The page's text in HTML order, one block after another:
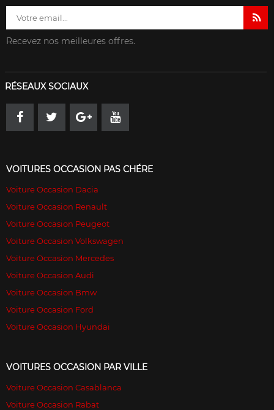
Recevez nos meilleures offres.
RÉSEAUX SOCIAUX
VOITURES OCCASION PAS CHÉRE
Voiture Occasion Dacia
Voiture Occasion Renault
Voiture Occasion Peugeot
Voiture Occasion Volkswagen
Voiture Occasion Mercedes
Voiture Occasion Audi
Voiture Occasion Bmw
Voiture Occasion Ford
Voiture Occasion Hyundai
VOITURES OCCASION PAR VILLE
Voiture Occasion Casablanca
Voiture Occasion Rabat